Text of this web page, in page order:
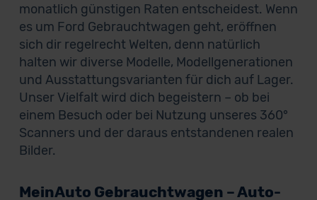
monatlich günstigen Raten entscheidest. Wenn
es um Ford Gebrauchtwagen geht, eröffnen
sich dir regelrecht Welten, denn natürlich
halten wir diverse Modelle, Modellgenerationen
und Ausstattungsvarianten für dich auf Lager.
Unser Vielfalt wird dich begeistern – ob bei
einem Besuch oder bei Nutzung unseres 360°
Scanners und der daraus entstandenen realen
Bilder.
MeinAuto Gebrauchtwagen – Auto-